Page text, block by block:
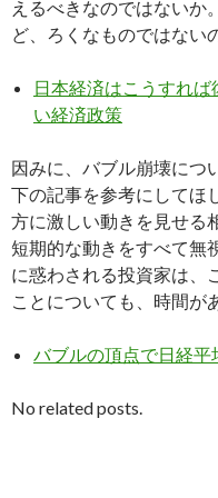
えるべきなのではないか
ど、ろくなものではない
日本経済はこうすれ
い経済政策
因みに、バブル崩壊につ
下の記事を参考にしてほ
方に激しい動きを見せる
短期的な動きをすべて無
に惑わされる投資家は、
ことについても、時間が
バブルの頂点で日経
No related posts.